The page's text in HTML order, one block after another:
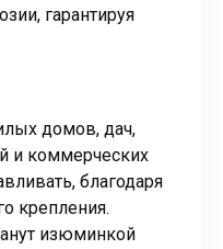
гарантируя
домов, дач,
и коммерческих
благодаря
крепления.
изюминкой